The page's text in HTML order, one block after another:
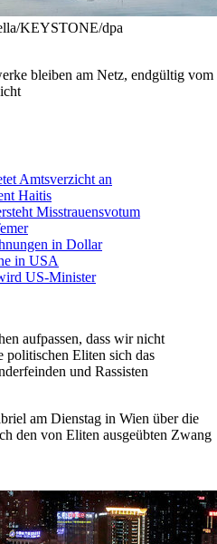
KEYSTONE/dpa
bleiben am Netz, endgültig vom
Amtsverzicht an
Haitis
Misstrauensvotum
in Dollar
in USA
US-Minister
aufpassen, dass wir nicht
politischen Eliten sich das
und Rassisten
am Dienstag in Wien über die
den von Eliten ausgeübten Zwang